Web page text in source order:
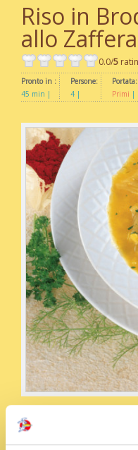
Riso in
allo
0.0/5
Pronto in :
45 min
Persone:
4
Portata:
Primi
Condividi la ricetta